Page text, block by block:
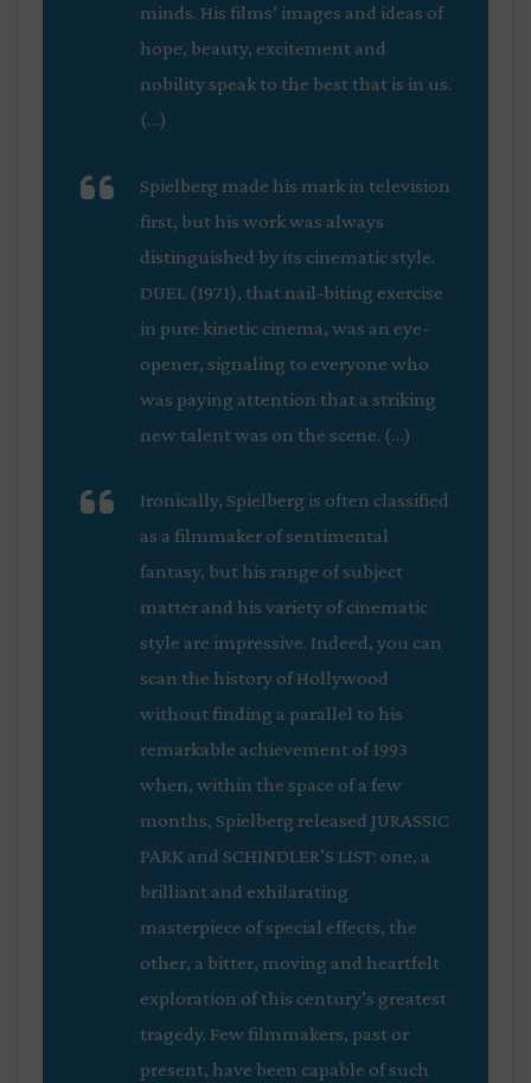
minds. His films’ images and ideas of
hope, beauty, excitement and
nobility speak to the best that is in us.
(…)
Spielberg made his mark in television
first, but his work was always
distinguished by its cinematic style.
DUEL (1971), that nail-biting exercise
in pure kinetic cinema, was an eye-
opener, signaling to everyone who
was paying attention that a striking
new talent was on the scene. (…)
Ironically, Spielberg is often classified
as a filmmaker of sentimental
fantasy, but his range of subject
matter and his variety of cinematic
style are impressive. Indeed, you can
scan the history of Hollywood
without finding a parallel to his
remarkable achievement of 1993
when, within the space of a few
months, Spielberg released JURASSIC
PARK and SCHINDLER’S LIST: one, a
brilliant and exhilarating
masterpiece of special effects, the
other, a bitter, moving and heartfelt
exploration of this century’s greatest
tragedy. Few filmmakers, past or
present, have been capable of such